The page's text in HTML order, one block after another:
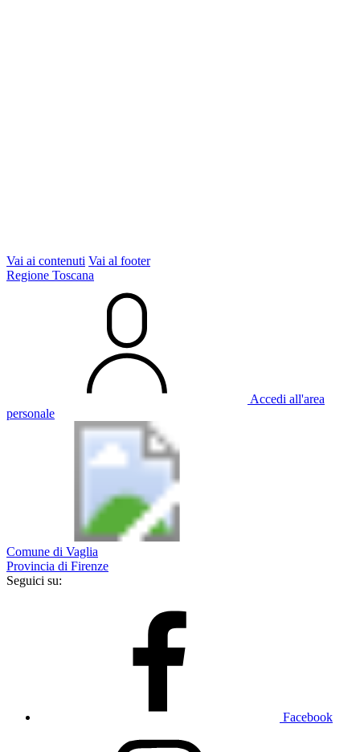
Vai ai contenuti Vai al footer
Regione Toscana
Accedi all'area
personale
Comune di Vaglia
Provincia di Firenze
Seguici su:
Facebook